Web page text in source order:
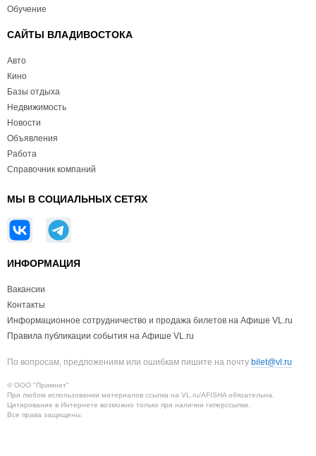
Обучение
САЙТЫ ВЛАДИВОСТОКА
Авто
Кино
Базы отдыха
Недвижимость
Новости
Объявления
Работа
Справочник компаний
МЫ В СОЦИАЛЬНЫХ СЕТЯХ
ИНФОРМАЦИЯ
Вакансии
Контакты
Информационное сотрудничество и продажа билетов на Афише VL.ru
Правила публикации события на Афише VL.ru
По вопросам, предложениям или ошибкам пишите на почту bilet@vl.ru
© ООО "Примнет"
При любом использовании материалов ссылка на VL.ru/AFISHA обязательна.
Цитирование в Интернете возможно только при наличии гиперссылки.
Все права защищены.